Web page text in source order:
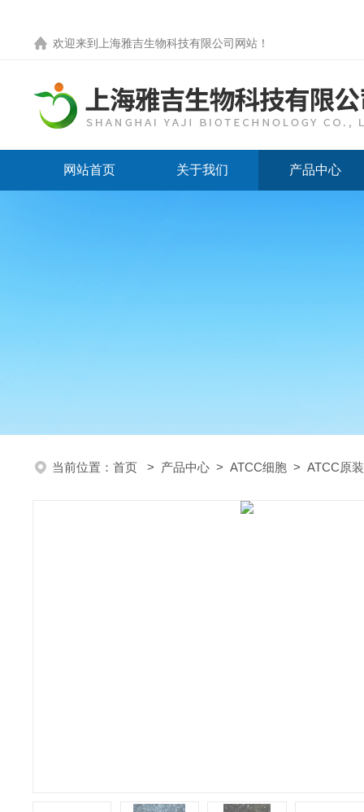
欢迎来到 上海雅吉生物科技有限公司网站 ！
网站首页 关于我们 产品中心
当前位置： 首页 > 产品中心 > ATCC细胞 > ATCC原